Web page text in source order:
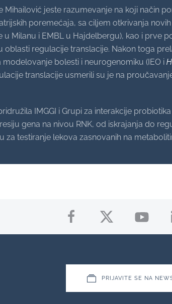
jeste razumevanje na koji način
poremećaja, sa ciljem otkrivanja
u Milanu i EMBL u Hajdelbergu), kao i prve
oblasti regulacije translacije. Nakon toga
bolesti i neurogenomiku (IEO i
translacije usmerili su je na
IMGGI i Grupi za interakcije
gena na nivou RNK, od iskrajanja do
za testiranje lekova zasnovanih na
PRIJAVITE SE NA